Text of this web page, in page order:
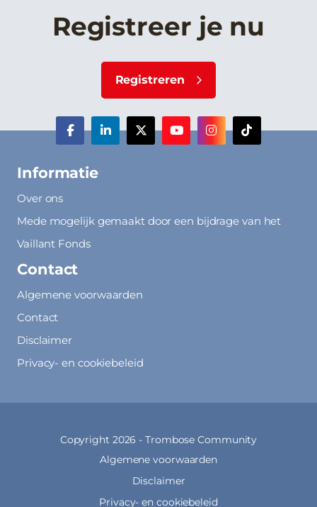
Registreer je nu
Registreren
Informatie
Over ons
Mede mogelijk gemaakt door een bijdrage van het
Vaillant Fonds
Contact
Algemene voorwaarden
Contact
Disclaimer
Privacy- en cookiebeleid
Copyright 2026 -Trombose Community
Algemene voorwaarden
Disclaimer
Privacy- en cookiebeleid